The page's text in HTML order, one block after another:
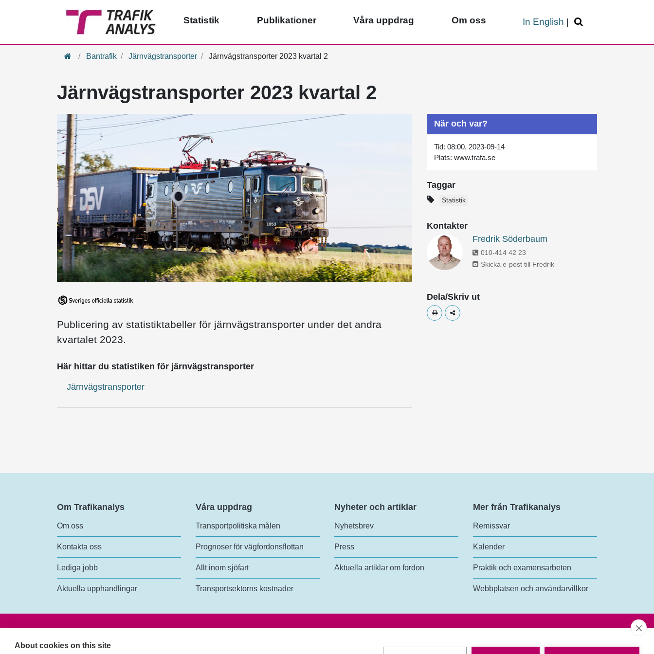
About cookies on this site
Statistik Publikationer Våra uppdrag Om oss In English
HemBantrafik Järnvägstransporter Järnvägstransporter 2023 kvartal 2
Järnvägstransporter 2023 kvartal 2
Publicering av statistiktabeller för järnvägstransporter under det andra
kvartalet 2023.
Här hittar du statistiken för järnvägstransporter
Järnvägstransporter
När och var?
Tid: 08:00, 2023-09-14
Plats: www.trafa.se
Taggar
Statistik
Kontakter
Fredrik Söderbaum
010-414 42 23
Skicka e-post till Fredrik
Dela/Skriv ut
Skriv utDela
Om Trafikanalys
Om oss
Kontakta oss
Lediga jobb
Aktuella upphandlingar
Våra uppdrag
Transportpolitiska målen
Prognoser för vägfordonsflottan
Allt inom sjöfart
Transportsektorns kostnader
Nyheter och artiklar
Nyhetsbrev
Press
Aktuella artiklar om fordon
Mer från Trafikanalys
Remissvar
Kalender
Praktik och examensarbeten
Webbplatsen och användarvillkor
trafikanalys@trafa.se